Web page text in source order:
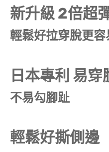
新升級 2倍超
輕鬆好拉穿脫更容
日本專利 易穿
不易勾腳趾
輕鬆好撕側邊